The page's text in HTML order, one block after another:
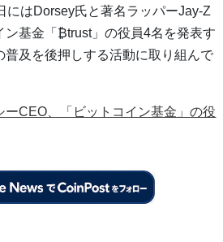
にはDorsey氏と著名ラッパーJay-Z
ン基金「₿trust」の役員4名を発表す
普及を後押しする活動に取り組んで
ーCEO、「ビットコイン基金」の役